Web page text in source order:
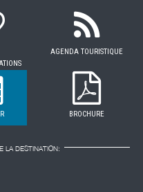
AGENDA TOURISTIQUE
BROCHURE
LA DESTINATION: